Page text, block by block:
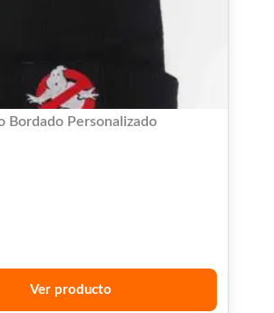
Bordado Personalizado
Ver producto